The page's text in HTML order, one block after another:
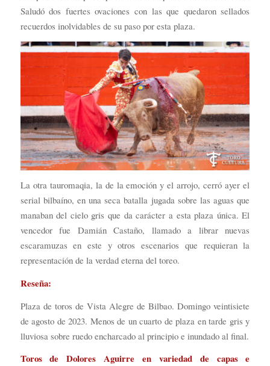
Saludó dos fuertes ovaciones con las que quedaron sellados
recuerdos inolvidables de su paso por esta plaza.
La otra tauromaqia, la de la emoción y el arrojo, cerró ayer el
serial bilbaíno, en una seca batalla jugada sobre las aguas que
manaban del cielo gris que da carácter a esta plaza única. El
vencedor fue Damián Castaño, llamado a librar nuevas
escaramuzas en este y otros escenarios que requieran la
representación de la verdad eterna del toreo.
Reseña:
Plaza de toros de Vista Alegre de Bilbao. Domingo veintisiete
de agosto de 2023. Menos de un cuarto de plaza en tarde gris y
lluviosa sobre ruedo encharcado al principio e inundado al final.
Toros de Dolores Aguirre en variedad de capas e